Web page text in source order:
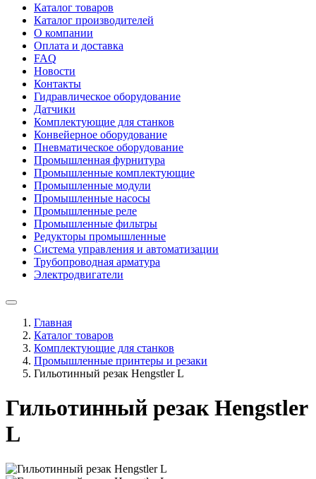
Каталог товаров
Каталог производителей
О компании
Оплата и доставка
FAQ
Новости
Контакты
Гидравлическое оборудование
Датчики
Комплектующие для станков
Конвейерное оборудование
Пневматическое оборудование
Промышленная фурнитура
Промышленные комплектующие
Промышленные модули
Промышленные насосы
Промышленные реле
Промышленные фильтры
Редукторы промышленные
Система управления и автоматизации
Трубопроводная арматура
Электродвигатели
Главная
Каталог товаров
Комплектующие для станков
Промышленные принтеры и резаки
Гильотинный резак Hengstler L
Гильотинный резак Hengstler
L